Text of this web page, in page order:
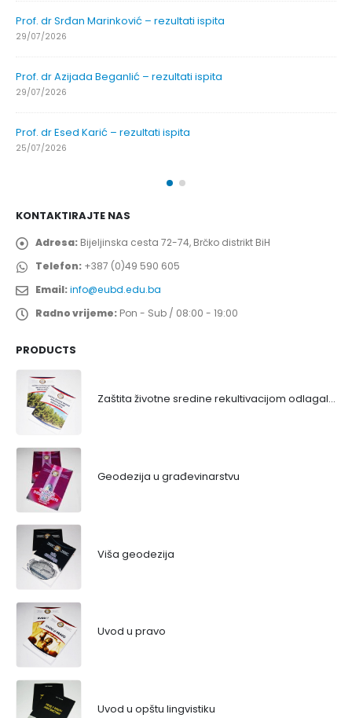
Prof. dr Srđan Marinković – rezultati ispita
29/07/2026
Prof. dr Azijada Beganlić – rezultati ispita
29/07/2026
Prof. dr Esed Karić – rezultati ispita
25/07/2026
KONTAKTIRAJTE NAS
Adresa: Bijeljinska cesta 72-74, Brčko distrikt BiH
Telefon: +387 (0)49 590 605
Email:info@eubd.edu.ba
Radno vrijeme: Pon - Sub / 08:00 - 19:00
PRODUCTS
Zaštita životne sredine rekultivacijom odlagališta
Geodezija u građevinarstvu
Viša geodezija
Uvod u pravo
Uvod u opštu lingvistiku